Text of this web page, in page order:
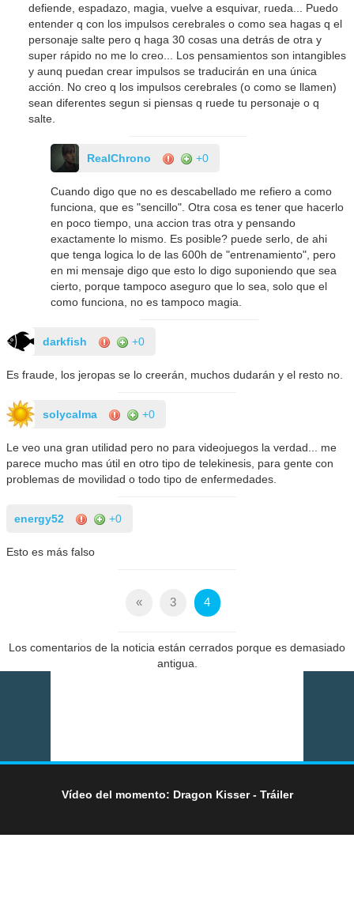
defiende, espadazo, magia, vuelve a esquivar, rueda... Puedo
entender q con los impulsos cerebrales o como sea hagas q el
personaje salte pero q haga 30 cosas una detrás de otra y
super rápido no me lo creo... Los pensamientos son intangibles
y aunq puedan crear impulsos se traducirán en una única
acción. No creo q los impulsos cerebrales (o como se llamen)
sean diferentes segun si piensas q ruede tu personaje o q
salte.
RealChrono +0
Cuando digo que no es descabellado me refiero a como
funciona, que es "sencillo". Otra cosa es tener que hacerlo
en poco tiempo, una accion tras otra y pensando
exactamente lo mismo. Es posible? puede serlo, de ahi
que tenga logica lo de las 600h de "entrenamiento", pero
en mi mensaje digo que esto lo digo suponiendo que sea
cierto, porque tampoco aseguro que lo sea, solo que el
como funciona, no es tampoco magia.
darkfish +0
Es fraude, los jeropas se lo creerán, muchos dudarán y el resto no.
solycalma +0
Le veo una gran utilidad pero no para videojuegos la verdad... me
parece mucho mas útil en otro tipo de telekinesis, para gente con
problemas de movilidad o todo tipo de enfermedades.
energy52 +0
Esto es más falso
« 3 4
Los comentarios de la noticia están cerrados porque es demasiado
antigua.
Vídeo del momento: Dragon Kisser - Tráiler